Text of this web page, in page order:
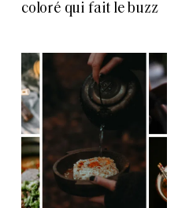
coloré qui fait le buzz